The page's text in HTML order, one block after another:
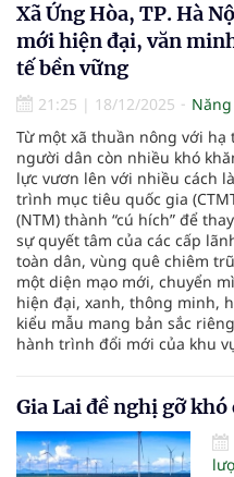
Xã Ứng Hòa, TP. Hà
mới hiện đại, văn
tế bền vững
21:25 | 18/12/2025
Từ một xã thuần nông với
người dân còn nhiều khó
lực vươn lên với nhiều cách
trình mục tiêu quốc gia
(NTM) thành “cú hích” để
sự quyết tâm của các cấp
toàn dân, vùng quê chiêm
một diện mạo mới, chuyển
hiện đại, xanh, thông minh,
kiểu mẫu mang bản sắc
hành trình đổi mới của khu
Gia Lai đề nghị gỡ khó